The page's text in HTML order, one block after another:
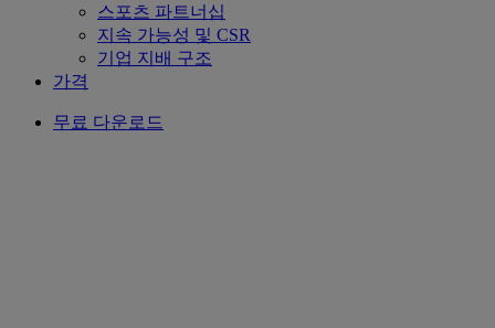
스포츠 파트너십
지속 가능성 및 CSR
기업 지배 구조
가격
무료 다운로드